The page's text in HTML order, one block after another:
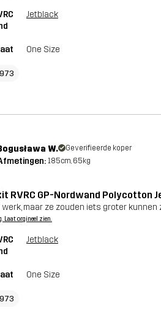
Jetblack
One Size
W. Geverifieerde koper
185cm, 65kg
RVRC GP-Nordwand Polycotton
werk, maar ze zouden iets groter kunnen
Laat orgineel zien.
Jetblack
One Size